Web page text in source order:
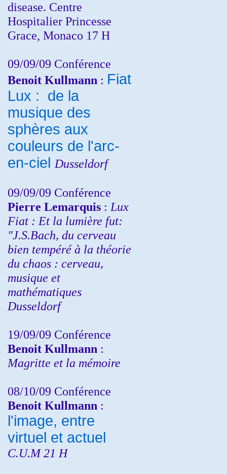
disease. Centre
Hospitalier Princesse
Grace, Monaco 17 H
09/09/09 Conférence
Benoit Kullmann : Fiat
Lux : de la
musique des
sphères aux
couleurs de l'arc-
en-ciel Dusseldorf
09/09/09 Conférence
Pierre Lemarquis : Lux
Fiat : Et la lumière fut:
"J.S.Bach, du cerveau
bien tempéré à la théorie
du chaos : cerveau,
musique et
mathématiques
Dusseldorf
19/09/09 Conférence
Benoit Kullmann :
Magritte et la mémoire
08/10/09 Conférence
Benoit Kullmann :
l'image, entre
virtuel et actuel
C.U.M 21 H